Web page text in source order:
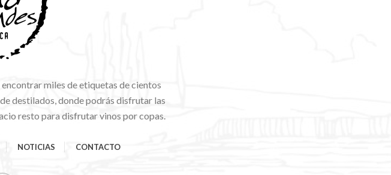
miles de etiquetas de cientos
destilados, donde podrás disfrutar las
resto para disfrutar vinos por copas.
NOTICIAS CONTACTO